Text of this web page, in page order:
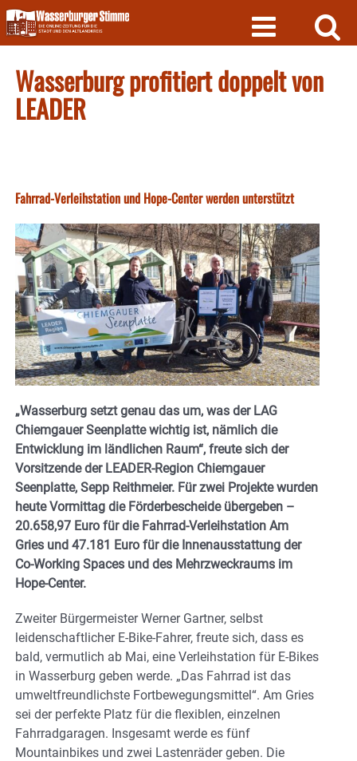
Skip
to
content
Wasserburg profitiert doppelt von
LEADER
Fahrrad-Verleihstation und Hope-Center werden unterstützt
„Wasserburg setzt genau das um, was der LAG
Chiemgauer Seenplatte wichtig ist, nämlich die
Entwicklung im ländlichen Raum“, freute sich der
Vorsitzende der LEADER-Region Chiemgauer
Seenplatte, Sepp Reithmeier. Für zwei Projekte wurden
heute Vormittag die Förderbescheide übergeben –
20.658,97 Euro für die Fahrrad-Verleihstation Am
Gries und 47.181 Euro für die Innenausstattung der
Co-Working Spaces und des Mehrzweckraums im
Hope-Center.
Zweiter Bürgermeister Werner Gartner, selbst
leidenschaftlicher E-Bike-Fahrer, freute sich, dass es
bald, vermutlich ab Mai, eine Verleihstation für E-Bikes
in Wasserburg geben werde. „Das Fahrrad ist das
umweltfreundlichste Fortbewegungsmittel“. Am Gries
sei der perfekte Platz für die flexiblen, einzelnen
Fahrradgaragen. Insgesamt werde es fünf
Mountainbikes und zwei Lastenräder geben. Die